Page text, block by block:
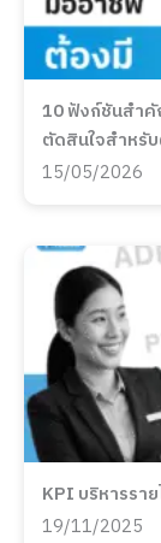
10 ฟังก์ชันสำคั
ตัดสินใจสำหรั
15/05/2026
KPI บริหารรา
19/11/2025